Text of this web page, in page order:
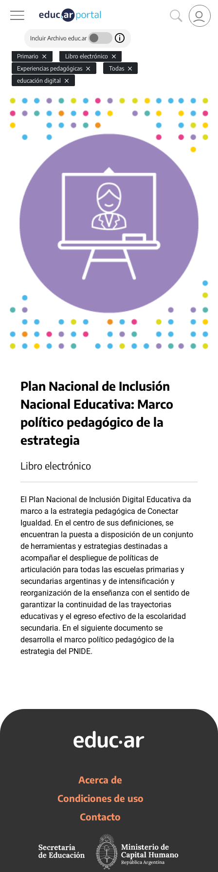
Incluir Archivo educ.ar
Primario
Libro electrónico
Experiencias pedagógicas
Todas
educación digital
Plan Nacional de Inclusión
Nacional Educativa: Marco
político pedagógico de la
estrategia
Libro electrónico
El Plan Nacional de Inclusión Digital Educativa da
marco a la estrategia pedagógica de Conectar
Igualdad. En el centro de sus definiciones, se
encuentran la puesta a disposición de un conjunto
de herramientas y estrategias destinadas a
acompañar el despliegue de políticas de
articulación para todas las escuelas primarias y
secundarias argentinas y de intensificación y
reorganización de la enseñanza con el sentido de
garantizar la continuidad de las trayectorias
educativas y el egreso efectivo de la escolaridad
secundaria. En el siguiente documento se
desarrolla el marco político pedagógico de la
estrategia del PNIDE.
Acerca de
Condiciones de uso
Contacto